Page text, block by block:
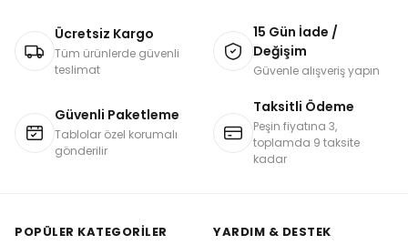
Ücretsiz Kargo
Tüm ürünlerde güvenli
teslimat
15 Gün İade /
Değişim
Güvenle alışveriş yapın
Güvenli Paketleme
Tablolar özel korumalı
gönderilir
Taksitli Ödeme
Peşin fiyatına 3,
toplamda 9 taksite
kadar
POPÜLER KATEGORILER
YARDIM & DESTEK